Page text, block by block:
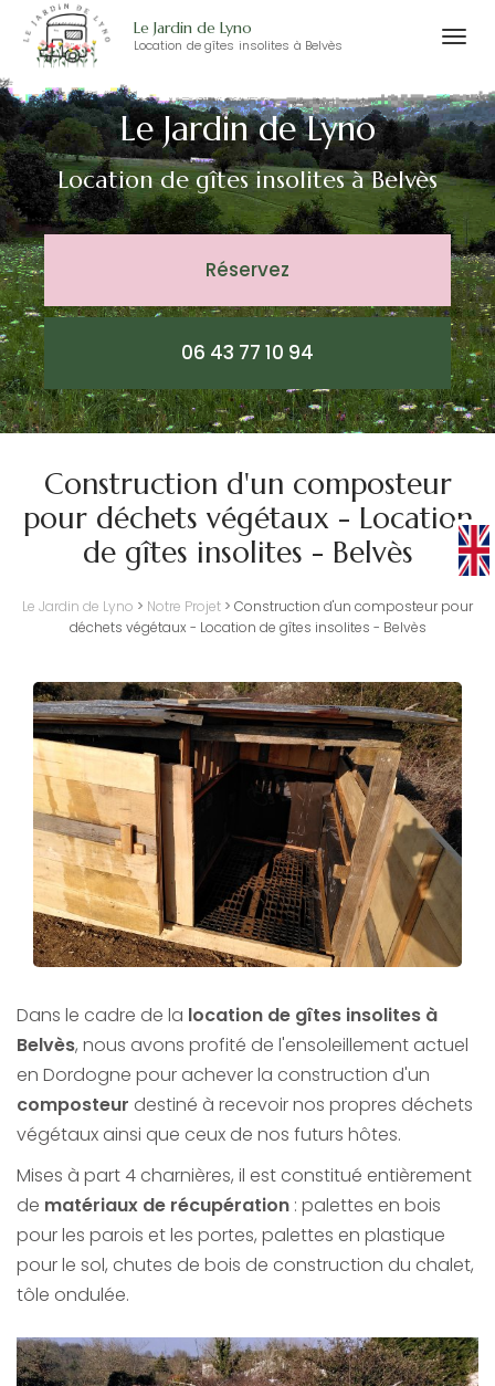
au
contenu
principal
Le Jardin de Lyno
Location de gîtes insolites à Belvès
Le Jardin de Lyno
Location de gîtes insolitesà Belvès
Réservez
06 43 77 10 94
Construction d'un composteur
pour déchets végétaux - Location
de gîtes insolites - Belvès
Le Jardin de Lyno > Notre Projet > Construction d'un composteur pour
déchets végétaux - Location de gîtes insolites - Belvès
Dans le cadre de la location de gîtes insolites à
Belvès, nous avons profité de l'ensoleillement actuel
en Dordogne pour achever la construction d'un
composteur destiné à recevoir nos propres déchets
végétaux ainsi que ceux de nos futurs hôtes.
Mises à part 4 charnières, il est constitué entièrement
de matériaux de récupération : palettes en bois
pour les parois et les portes, palettes en plastique
pour le sol, chutes de bois de construction du chalet,
tôle ondulée.